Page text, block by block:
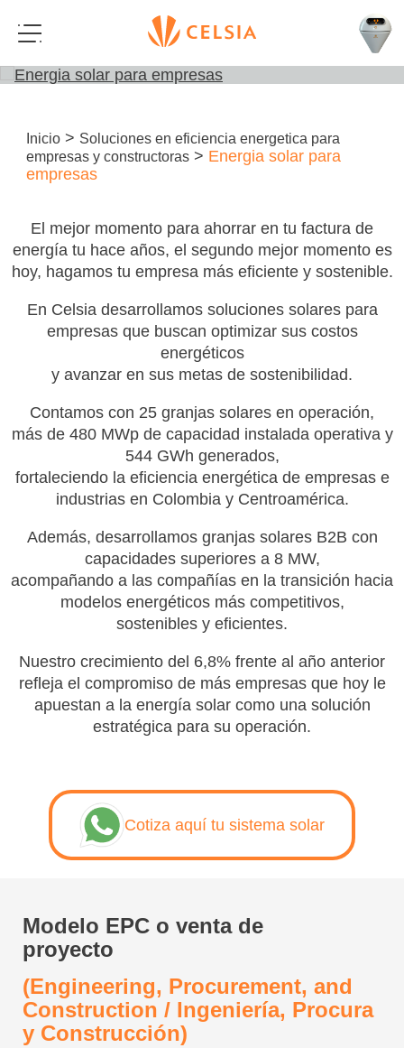
Inicio> Soluciones en eficiencia energetica para
empresas y constructoras> Energia solar para
empresas
El mejor momento para ahorrar en tu factura de
energía tu hace años, el segundo mejor momento es
hoy, hagamos tu empresa más eficiente y sostenible.
En Celsia desarrollamos soluciones solares para
empresas que buscan optimizar sus costos
energéticos
y avanzar en sus metas de sostenibilidad.
Contamos con 25 granjas solares en operación,
más de 480 MWp de capacidad instalada operativa y
544 GWh generados,
fortaleciendo la eficiencia energética de empresas e
industrias en Colombia y Centroamérica.
Además, desarrollamos granjas solares B2B con
capacidades superiores a 8 MW,
acompañando a las compañías en la transición hacia
modelos energéticos más competitivos,
sostenibles y eficientes.
Nuestro crecimiento del 6,8% frente al año anterior
refleja el compromiso de más empresas que hoy le
apuestan a la energía solar como una solución
estratégica para su operación.
Cotiza aquí tu sistema solar
Modelo EPC o venta de
proyecto
(Engineering, Procurement, and
Construction / Ingeniería, Procura
y Construcción)